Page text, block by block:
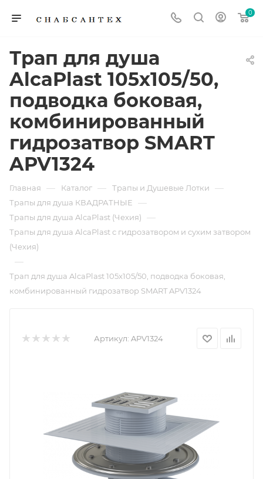
0
Трап для душа
AlcaPlast 105x105/50,
подводка боковая,
комбинированный
гидрозатвор SMART
APV1324
Главная — Каталог — Трапы и Душевые Лотки —
Трапы для душа КВАДРАТНЫЕ —
Трапы для душа AlcaPlast (Чехия) —
Трапы для душа AlcaPlast с гидрозатвором и сухим затвором
(Чехия)
—
Трап для душа AlcaPlast 105x105/50, подводка боковая,
комбинированный гидрозатвор SMART APV1324
Артикул: APV1324